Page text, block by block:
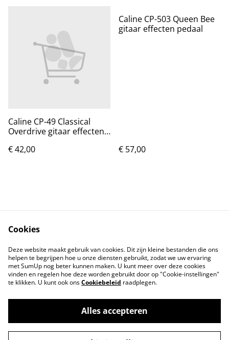
Caline CP-49 Classical
Overdrive gitaar effecten
€ 42,00
Caline CP-503 Queen Bee
gitaar effecten pedaal
€ 57,00
Contact
Voorwaarden
Privacybeleid
Cookiebeleid
©2026Markthuis Friesland
Cookies
Deze website maakt gebruik van cookies. Dit zijn kleine bestanden die ons
helpen te begrijpen hoe u onze diensten gebruikt, zodat we uw ervaring
met SumUp nog beter kunnen maken. U kunt meer over deze cookies
vinden en regelen hoe deze worden gebruikt door op "Cookie-instellingen"
te klikken. U kunt ook onsCookiebeleid raadplegen.
Alles accepteren